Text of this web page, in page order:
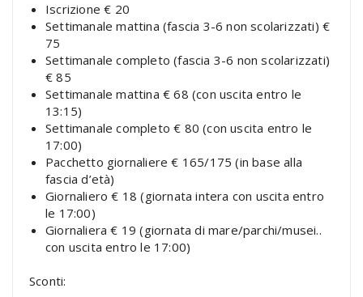
Iscrizione € 20
Settimanale mattina (fascia 3-6 non scolarizzati) €
75
Settimanale completo (fascia 3-6 non scolarizzati)
€ 85
Settimanale mattina € 68 (con uscita entro le
13:15)
Settimanale completo € 80 (con uscita entro le
17:00)
Pacchetto giornaliere € 165/175 (in base alla
fascia d’età)
Giornaliero € 18 (giornata intera con uscita entro
le 17:00)
Giornaliera € 19 (giornata di mare/parchi/musei..
con uscita entro le 17:00)
Sconti: